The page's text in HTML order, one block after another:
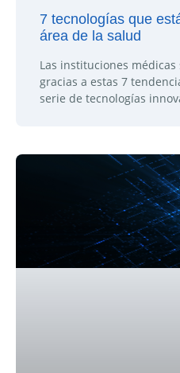
7 tecnologías que
área de la salud
Las instituciones
gracias a estas 7
serie de tecnologías